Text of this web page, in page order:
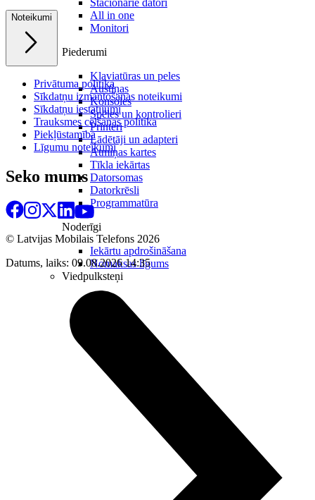
All in one
Monitori
Piederumi
Klaviatūras un peles
Austiņas
Konsoles
Spēles un kontrolieri
Printeri
Lādētāji un adapteri
Atmiņas kartes
Tīkla iekārtas
Datorsomas
Datorkrēsli
Programmatūra
Noderīgi
Iekārtu apdrošināšana
Nomaksas līgums
Viedpulksteņi
Noteikumi
Privātuma politika
Sīkdatņu izmantošanas noteikumi
Sīkdatņu iestatījumi
Trauksmes celšanas politika
Piekļūstamība
Līgumu noteikumi
Seko mums
© Latvijas Mobilais Telefons 2026
Datums, laiks: 09.08.2026 14:35